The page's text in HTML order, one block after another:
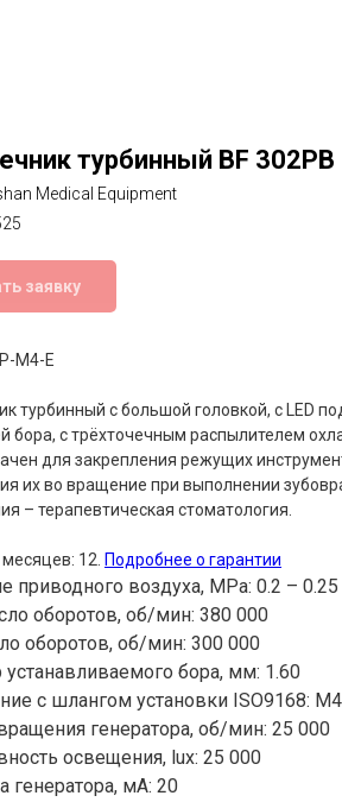
турбинный BF 302PB
Medical Equipment
заявку
M4-E
турбинный с большой головкой, с LED
бора, с трёхточечным распылителем
для закрепления режущих
их во вращение при выполнении
– терапевтическая стоматология.
месяцев: 12. Подробнее о гарантии
приводного воздуха, MРа: 0.2 – 0.25
оборотов, об/мин: 380 000
оборотов, об/мин: 300 000
бора, мм: 1.60
с шлангом установки ISO9168:
генератора, об/мин: 25 000
освещения, lux: 25 000
генератора, мА: 20